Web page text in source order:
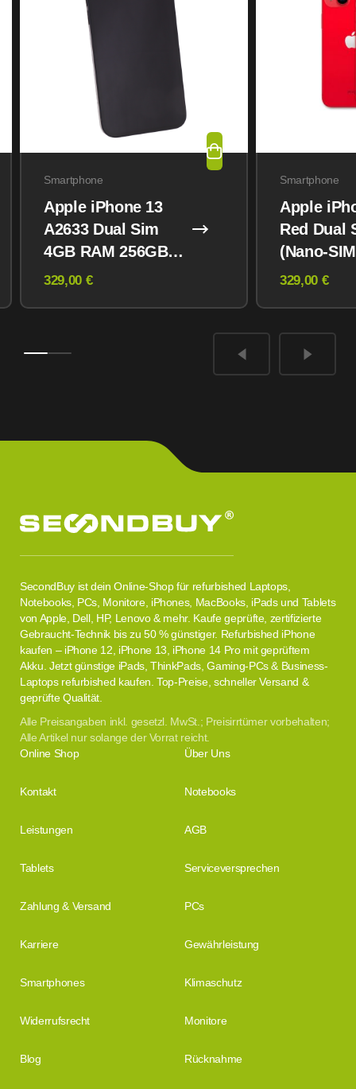
Smartphone
Apple iPhone 13
A2633 Dual Sim
4GB RAM 256GB
Midnight
329,00 €
Smartphone
Apple
Red Dual
(Nano-
eSIM)
329,00 €
SecondBuy ist dein Online-Shop für refurbished Laptops,
Notebooks, PCs, Monitore, iPhones, MacBooks, iPads und Tablets
von Apple, Dell, HP, Lenovo & mehr. Kaufe geprüfte, zertifizierte
Gebraucht-Technik bis zu 50 % günstiger. Refurbished iPhone
kaufen – iPhone 12, iPhone 13, iPhone 14 Pro mit geprüftem
Akku. Jetzt günstige iPads, ThinkPads, Gaming-PCs & Business-
Laptops refurbished kaufen. Top-Preise, schneller Versand &
geprüfte Qualität.
Alle Preisangaben inkl. gesetzl. MwSt.; Preisirrtümer vorbehalten;
Alle Artikel nur solange der Vorrat reicht.
Online Shop Über Uns
Kontakt Notebooks
Leistungen AGB
Tablets Serviceversprechen
Zahlung & Versand PCs
Karriere Gewährleistung
Smartphones Klimaschutz
Widerrufsrecht Monitore
Blog Rücknahme